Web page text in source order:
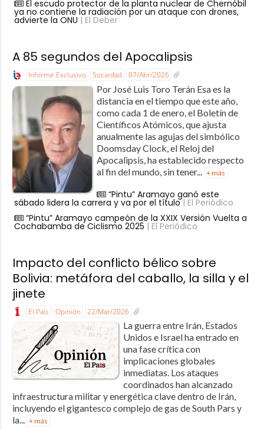
El escudo protector de la planta nuclear de Chernóbil
ya no contiene la radiación por un ataque con drones,
advierte la ONU | El Deber
A 85 segundos del Apocalipsis
Informe Exclusivo Sociedad 07/Abr/2026
Por José Luis Toro Terán Esa es la
distancia en el tiempo que este año,
como cada 1 de enero, el Boletín de
Científicos Atómicos, que ajusta
anualmente las agujas del simbólico
Doomsday Clock, el Reloj del
Apocalipsis, ha establecido respecto
al fin del mundo, sin tener...
+ más
“Pintu” Aramayo ganó este
sábado lidera la carrera y va por el título| El Periódico
“Pintu” Aramayo campeón de la XXIX Versión Vuelta a
Cochabamba de Ciclismo 2025 | El Periódico
Impacto del conflicto bélico sobre
Bolivia: metáfora del caballo, la silla y el
jinete
El País Opinión 22/Mar/2026
La guerra entre Irán, Estados
Unidos e Israel ha entrado en
una fase crítica con
implicaciones globales
inmediatas. Los ataques
coordinados han alcanzado
infraestructura militar y energética clave dentro de Irán,
incluyendo el gigantesco complejo de gas de South Pars y
la... + más